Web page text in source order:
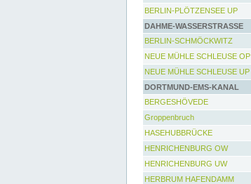
BERLIN-PLÖTZENSEE UP
DAHME-WASSERSTRASSE
BERLIN-SCHMÖCKWITZ
NEUE MÜHLE SCHLEUSE OP
NEUE MÜHLE SCHLEUSE UP
DORTMUND-EMS-KANAL
BERGESHÖVEDE
Groppenbruch
HASEHUBBRÜCKE
HENRICHENBURG OW
HENRICHENBURG UW
HERBRUM HAFENDAMM